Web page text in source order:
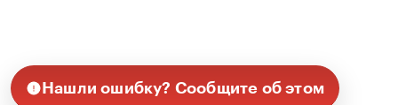
Нашли ошибку? Сообщите об этом